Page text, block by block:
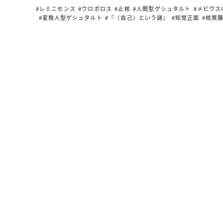
#レミニセンス #ウロボロス #止核 #人間型ゲシュタルト #メビウス
#変換人型ゲシュタルト #『〈自己〉という謎』 #知覚正面 #核質